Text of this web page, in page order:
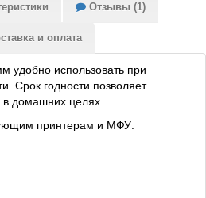
Отзывы (1)
и оплата
удобно использовать при
Срок годности позволяет
в домашних целях.
принтерам и МФУ: